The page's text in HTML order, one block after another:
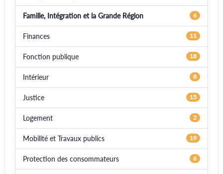
Famille, Intégration et la Grande Région 6
Finances 11
Fonction publique 18
Intérieur 8
Justice 15
Logement 2
Mobilité et Travaux publics 19
Protection des consommateurs 6